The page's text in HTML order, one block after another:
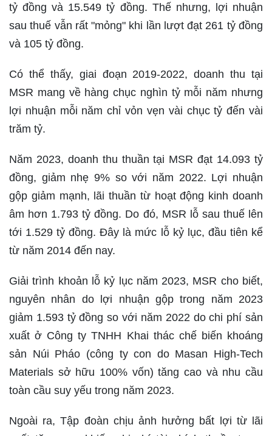
tỷ đồng và 15.549 tỷ đồng. Thế nhưng, lợi nhuận
sau thuế vẫn rất "mỏng" khi lần lượt đạt 261 tỷ đồng
và 105 tỷ đồng.
Có thể thấy, giai đoạn 2019-2022, doanh thu tại
MSR mang về hàng chục nghìn tỷ mỗi năm nhưng
lợi nhuận mỗi năm chỉ vỏn vẹn vài chục tỷ đến vài
trăm tỷ.
Năm 2023, doanh thu thuần tại MSR đạt 14.093 tỷ
đồng, giảm nhẹ 9% so với năm 2022. Lợi nhuận
gộp giảm mạnh, lãi thuần từ hoạt động kinh doanh
âm hơn 1.793 tỷ đồng. Do đó, MSR lỗ sau thuế lên
tới 1.529 tỷ đồng. Đây là mức lỗ kỷ lục, đầu tiên kể
từ năm 2014 đến nay.
Giải trình khoản lỗ kỷ lục năm 2023, MSR cho biết,
nguyên nhân do lợi nhuận gộp trong năm 2023
giảm 1.593 tỷ đồng so với năm 2022 do chi phí sản
xuất ở Công ty TNHH Khai thác chế biến khoáng
sản Núi Pháo (công ty con do Masan High-Tech
Materials sở hữu 100% vốn) tăng cao và nhu cầu
toàn cầu suy yếu trong năm 2023.
Ngoài ra, Tập đoàn chịu ảnh hưởng bất lợi từ lãi